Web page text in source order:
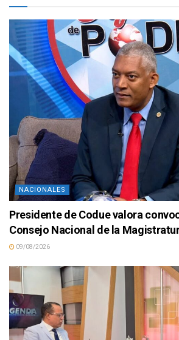
NACIONALES
Presidente de Codue valora
Consejo Nacional de la
09/08/2026